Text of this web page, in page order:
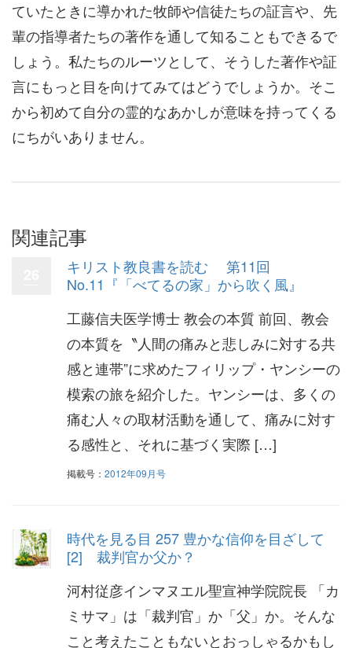
ていたときに導かれた牧師や信徒たちの証言や、先
輩の指導者たちの著作を通して知ることもできるで
しょう。私たちのルーツとして、そうした著作や証
言にもっと目を向けてみてはどうでしょうか。そこ
から初めて自分の霊的なあかしが意味を持ってくる
にちがいありません。
関連記事
キリスト教良書を読む 第11回
No.11『「べてるの家」から吹く風』
工藤信夫医学博士 教会の本質 前回、教会
の本質を〝人間の痛みと悲しみに対する共
感と連帯”に求めたフィリップ・ヤンシーの
模索の旅を紹介した。ヤンシーは、多くの
痛む人々の取材活動を通して、痛みに対す
る感性と、それに基づく実際 […]
掲載号： 2012年09月号
時代を見る目 257 豊かな信仰を目ざして
[2] 裁判官か父か？
河村従彦インマヌエル聖宣神学院院長 「カ
ミサマ」は「裁判官」か「父」か。そんな
こと考えたこともないとおっしゃるかもし